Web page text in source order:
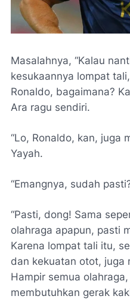
Masalahnya, “Kalau
kesukaannya lompat
Ronaldo, bagaimana?
Ara ragu sendiri.
“Lo, Ronaldo, kan, juga
Yayah.
“Emangnya, sudah
“Pasti, dong! Sama
olahraga apapun, pasti
Karena lompat tali itu,
dan kekuatan otot, juga
Hampir semua
membutuhkan gerak